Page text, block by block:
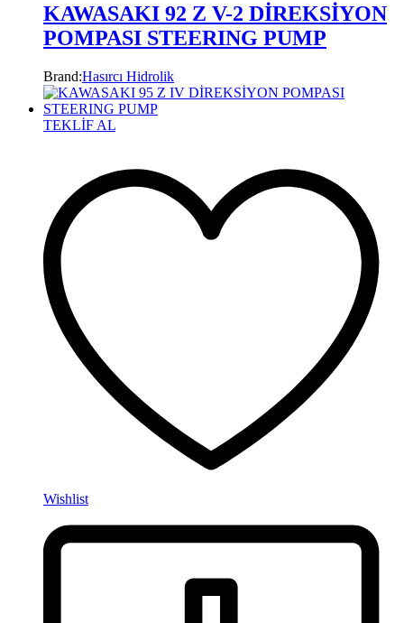
KAWASAKI 92 Z V-2 DİREKSİYON
POMPASI STEERING PUMP
Brand:Hasırcı Hidrolik
TEKLİF AL
Wishlist